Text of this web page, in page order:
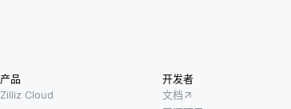
产品
Zilliz Cloud
开发者
文档